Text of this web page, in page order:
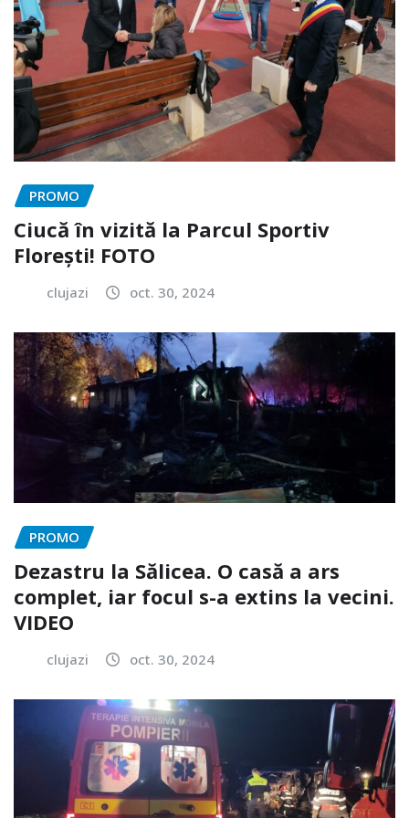
PROMO
Ciucă în vizită la Parcul Sportiv
Florești! FOTO
clujazi oct. 30, 2024
PROMO
Dezastru la Sălicea. O casă a ars
complet, iar focul s-a extins la vecini.
VIDEO
clujazi oct. 30, 2024